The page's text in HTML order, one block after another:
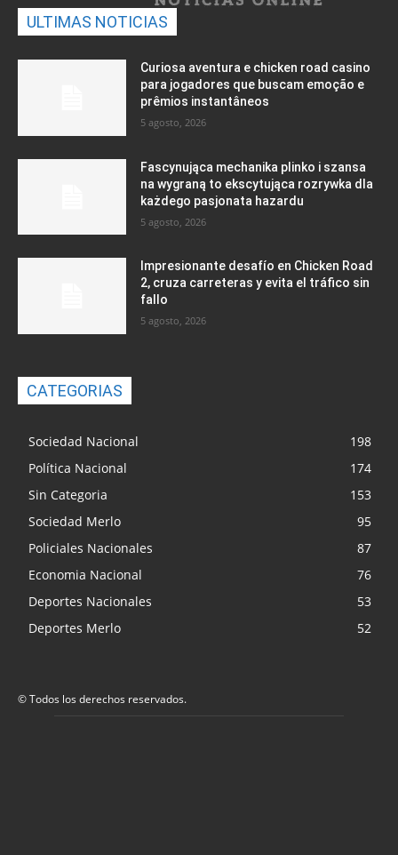
ULTIMAS NOTICIAS
Curiosa aventura e chicken road casino
para jogadores que buscam emoção e
prêmios instantâneos
5 agosto, 2026
Fascynująca mechanika plinko i szansa
na wygraną to ekscytująca rozrywka dla
każdego pasjonata hazardu
5 agosto, 2026
Impresionante desafío en Chicken Road
2, cruza carreteras y evita el tráfico sin
fallo
5 agosto, 2026
CATEGORIAS
Sociedad Nacional
198
Política Nacional
174
Sin Categoria
153
Sociedad Merlo
95
Policiales Nacionales
87
Economia Nacional
76
Deportes Nacionales
53
Deportes Merlo
52
© Todos los derechos reservados.